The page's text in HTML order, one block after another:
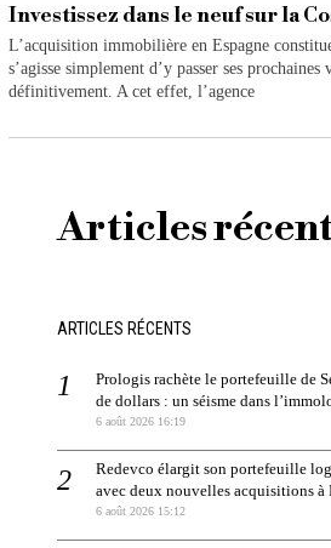
Investissez dans le neuf sur la
L’acquisition immobilière en Espagne
s’agisse simplement d’y passer ses prochaines
définitivement. A cet effet, l’agence
Articles
ARTICLES RÉCENTS
Prologis rachète le portefeuille de
de dollars : un séisme dans
6 août 2026 16:19
Redevco élargit son portefeuille
avec deux nouvelles acquisitions à
6 août 2026 15:12